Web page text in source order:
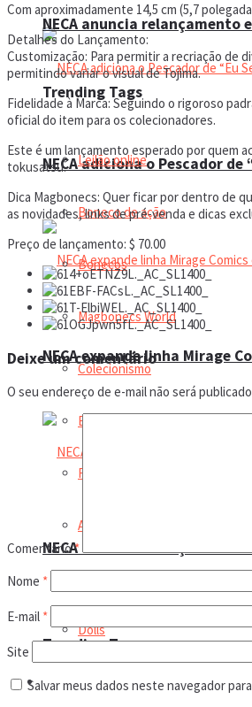
NECA adiciona o Pescador
NECA expande linha Mirage
NECA anuncia relançamento
Trending Tags
NECA anuncia relançamento
Trending Tags
Leilão online
Boneco de ação
Bonecos
Magbonecs World
Colecionismo
Bonecas
Figura de Ação
Action Figures
Dolls
Manual do colecionador
Com aproximadamente 14,5 cm (5,7
Detalhes do Lançamento:
Customização: Para permitir a recriação de
permitindo variar o visual de Tojima.
Fidelidade à Marca: Seguindo o rigoroso
oficial do item para os colecionadores.
Este é um lançamento esperado por quem
tokusatsu.
Dica Magbonecs: Quer ficar por dentro de
as novidades, links de pré-venda e dicas
Preço de lançamento: $ 70.00
Deixe um comentário
O seu endereço de e-mail não será
Comentário*
Nome *
E-mail *
Site
Salvar meus dados neste navegador